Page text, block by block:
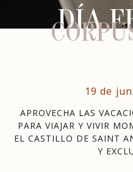
DÍA
19 de
APROVECHA LAS
PARA VIAJAR Y VIVIR
EL CASTILLO DE SAINT
Y